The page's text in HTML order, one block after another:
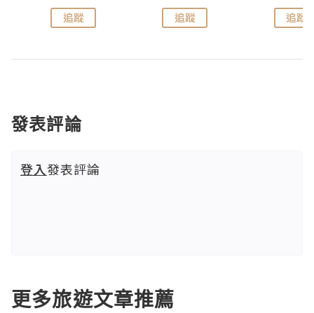
追蹤 追蹤 追蹤
發表評論
登入發表評論
更多旅遊文章推薦